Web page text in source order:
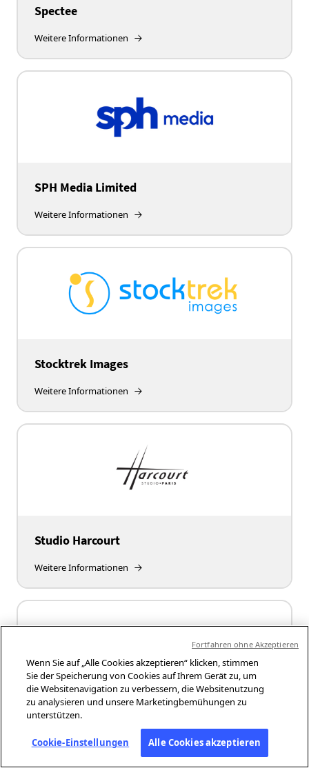
Spectee
Weitere Informationen
SPH Media Limited
Weitere Informationen
Stocktrek Images
Weitere Informationen
Studio Harcourt
Weitere Informationen
The Times Of India
Weitere Informationen
Wenn Sie auf „Alle Cookies akzeptieren“ klicken, stimmen
Sie der Speicherung von Cookies auf Ihrem Gerät zu, um
die Websitenavigation zu verbessern, die Websitenutzung
zu analysieren und unsere Marketingbemühungen zu
unterstützen.
Cookie-Einstellungen Alle Cookies akzeptieren
Fortfahren ohne Akzeptieren